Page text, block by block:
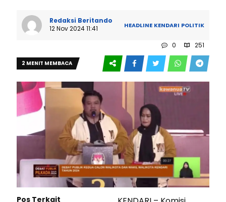
Redaksi Beritando
12 Nov 2024 11:41
HEADLINE KENDARI POLITIK
0 251
2 MENIT MEMBACA
Pos Terkait